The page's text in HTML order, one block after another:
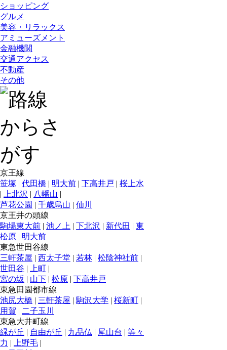
ショッピング
グルメ
美容・リラックス
アミューズメント
金融機関
交通アクセス
不動産
その他
京王線
笹塚 | 代田橋 | 明大前 | 下高井戸 | 桜上水
|
上北沢 | 八幡山 |
芦花公園 | 千歳烏山 | 仙川
京王井の頭線
駒場東大前 | 池ノ上 | 下北沢 | 新代田 | 東
松原 | 明大前
東急世田谷線
三軒茶屋 | 西太子堂 | 若林 | 松陰神社前 |
世田谷 | 上町 |
宮の坂 | 山下 | 松原 | 下高井戸
東急田園都市線
池尻大橋 | 三軒茶屋 | 駒沢大学 | 桜新町 |
用賀 | 二子玉川
東急大井町線
緑が丘 | 自由が丘 | 九品仏 | 尾山台 | 等々
力 | 上野毛 |